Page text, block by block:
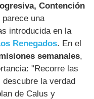
Contención
una
introducida en la
Renegados. En el
semanales,
"Recorre las
la verdad
de Calus y